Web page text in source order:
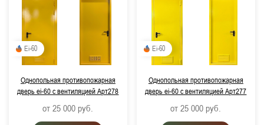
Ei-60
Однопольная противопожарная
дверь ei-60 с вентиляцией Арт278
от 25 000 руб.
Ei-60
Однопольная противопожарная
дверь ei-60 с вентиляцией Арт277
от 25 000 руб.